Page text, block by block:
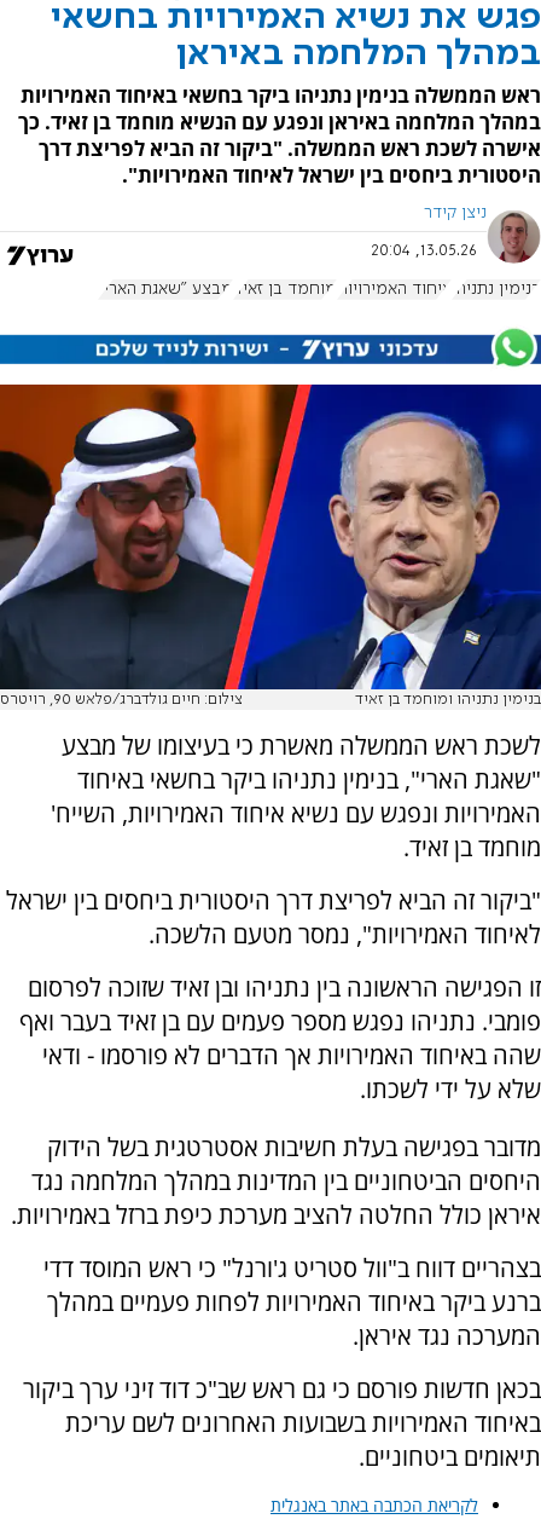
פגש את נשיא האמירויות בחשאי
במהלך המלחמה באיראן
ראש הממשלה בנימין נתניהו ביקר בחשאי באיחוד האמירויות
במהלך המלחמה באיראן ונפגע עם הנשיא מוחמד בן זאיד. כך
אישרה לשכת ראש הממשלה. "ביקור זה הביא לפריצת דרך
היסטורית ביחסים בין ישראל לאיחוד האמירויות".
ניצן קידר
13.05.26, 20:04
בנימין נתניהו איחוד האמירויות מוחמד בן זאיד מבצע "שאגת הארי"
בנימין נתניהו ומוחמד בן זאיד צילום: חיים גולדברג/פלאש 90, רויטרס
לשכת ראש הממשלה מאשרת כי בעיצומו של מבצע
"שאגת הארי", בנימין נתניהו ביקר בחשאי באיחוד
האמירויות ונפגש עם נשיא איחוד האמירויות, השייח'
מוחמד בן זאיד.
"ביקור זה הביא לפריצת דרך היסטורית ביחסים בין ישראל
לאיחוד האמירויות", נמסר מטעם הלשכה.
זו הפגישה הראשונה בין נתניהו ובן זאיד שזוכה לפרסום
פומבי. נתניהו נפגש מספר פעמים עם בן זאיד בעבר ואף
שהה באיחוד האמירויות אך הדברים לא פורסמו - ודאי
שלא על ידי לשכתו.
מדובר בפגישה בעלת חשיבות אסטרטגית בשל הידוק
היחסים הביטחוניים בין המדינות במהלך המלחמה נגד
איראן כולל החלטה להציב מערכת כיפת ברזל באמירויות.
בצהריים דווח ב"וול סטריט ג'ורנל" כי ראש המוסד דדי
ברנע ביקר באיחוד האמירויות לפחות פעמיים במהלך
המערכה נגד איראן.
בכאן חדשות פורסם כי גם ראש שב"כ דוד זיני ערך ביקור
באיחוד האמירויות בשבועות האחרונים לשם עריכת
תיאומים ביטחוניים.
לקריאת הכתבה באתר באנגלית